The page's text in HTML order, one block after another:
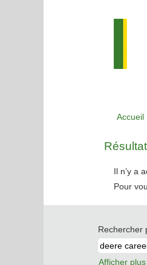
Accueil
Il n’y a
Pour
Rechercher
Afficher plus